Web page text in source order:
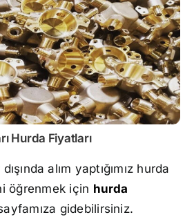
Hurda Fiyatları
alım yaptığımız hurda
öğrenmek için hurda
gidebilirsiniz.